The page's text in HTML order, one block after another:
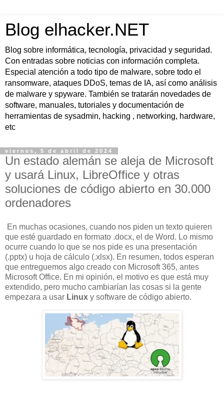
Blog elhacker.NET
Blog sobre informática, tecnología, privacidad y seguridad.
Con entradas sobre noticias con información completa.
Especial atención a todo tipo de malware, sobre todo el
ransomware, ataques DDoS, temas de IA, así como análisis
de malware y spyware. También se tratarán novedades de
software, manuales, tutoriales y documentación de
herramientas de sysadmin, hacking , networking, hardware,
etc
viernes, 5 de abril de 2024
Un estado alemán se aleja de Microsoft
y usará Linux, LibreOffice y otras
soluciones de código abierto en 30.000
ordenadores
En muchas ocasiones, cuando nos piden un texto quieren
que esté guardado en formato .docx, el de Word. Lo mismo
ocurre cuando lo que se nos pide es una presentación
(.pptx) u hoja de cálculo (.xlsx). En resumen, todos esperan
que entreguemos algo creado con Microsoft 365, antes
Microsoft Office. En mi opinión, el motivo es que está muy
extendido, pero mucho cambiarían las cosas si la gente
empezara a usar Linux y software de código abierto.